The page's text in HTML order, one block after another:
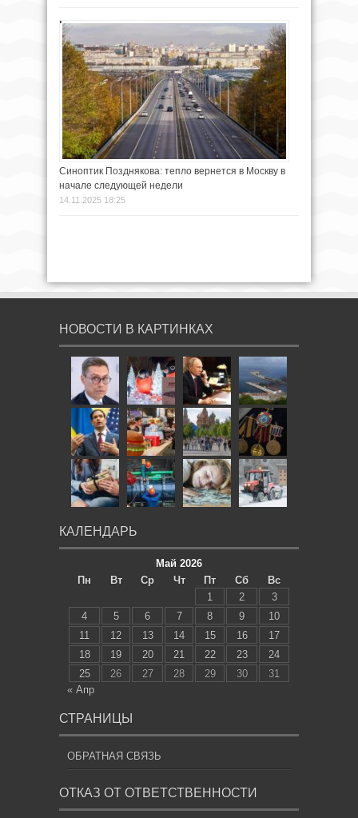
Синоптик Позднякова: тепло вернется в Москву в
начале следующей недели
14.11.2025 18:25
НОВОСТИ В КАРТИНКАХ
КАЛЕНДАРЬ
Май 2026
Пн
Вт Ср Чт Пт Сб
Вс
1
2
3
4
5 6 7 8 9
10
11
12 13 14 15 16
17
18
19 20 21 22 23
24
25
26 27 28 29 30
31
« Апр
СТРАНИЦЫ
ОБРАТНАЯ СВЯЗЬ
ОТКАЗ ОТ ОТВЕТСТВЕННОСТИ